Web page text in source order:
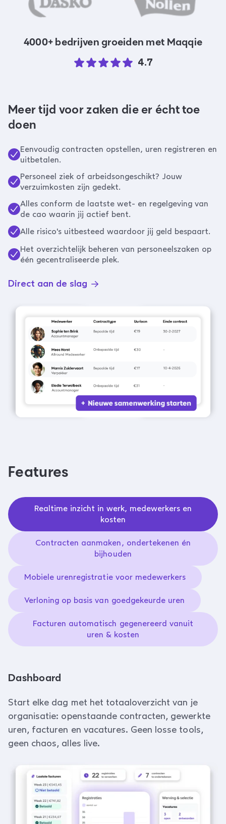
4000+ bedrijven groeiden met Maqqie
4.7
Meer tijd voor zaken die er écht toe
doen
Eenvoudig contracten opstellen, uren registreren en
uitbetalen.
Personeel ziek of arbeidsongeschikt? Jouw
verzuimkosten zijn gedekt.
Alles conform de laatste wet- en regelgeving van
de cao waarin jij actief bent.
Alle risico's uitbesteed waardoor jij geld bespaart.
Het overzichtelijk beheren van personeelszaken op
één gecentraliseerde plek.
Direct aan de slag
Features
Realtime inzicht in werk, medewerkers en
kosten
Contracten aanmaken, ondertekenen én
bijhouden
Mobiele urenregistratie voor medewerkers
Verloning op basis van goedgekeurde uren
Facturen automatisch gegenereerd vanuit
uren & kosten
Dashboard
Start elke dag met het totaaloverzicht van je
organisatie: openstaande contracten, gewerkte
uren, facturen en vacatures. Geen losse tools,
geen chaos, alles live.